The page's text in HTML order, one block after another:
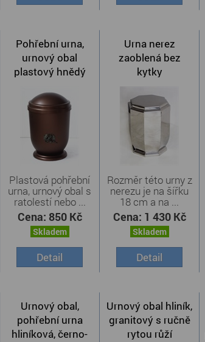
Pohřební urna,
urnový obal
plastový hnědý
Plastová pohřební
urna, urnový obal s
ratolestí nebo ...
Cena: 850 Kč
Skladem
Detail
Urna nerez
zaoblená bez
kytky
Rozměr této urny z
nerezu je na šířku
18 cm a na ...
Cena: 1 430 Kč
Skladem
Detail
Urnový obal,
pohřební urna
hliníková, černo-
Urnový obal hliník,
granitový s ručně
rytou růží